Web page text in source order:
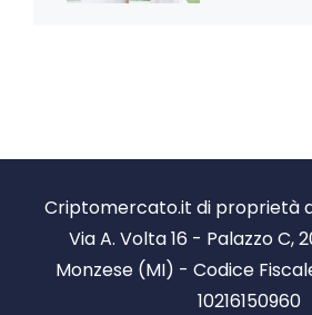
Criptomercato.it di proprietà di
Via A. Volta 16 - Palazzo C,
Monzese (MI) - Codice
10216150960